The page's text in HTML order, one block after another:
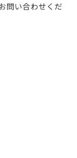
問い合わせくだ